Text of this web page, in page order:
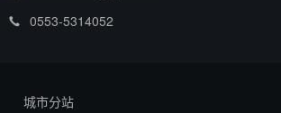
0553-5314052
城市分站